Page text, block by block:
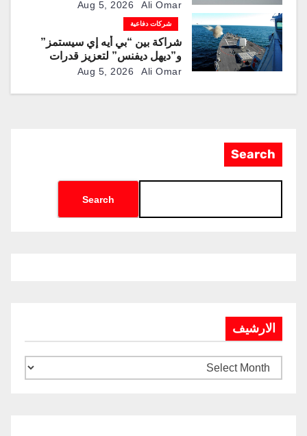
الذكية المطورة محليًا
Aug 5, 2026 Ali Omar
شركات دفاعية
شراكة بين “بي أيه إي سيستمز”
و”ديهل ديفنس” لتعزيز قدرات
المدفع البحري “Mk 45” بذخائرAug 5, 2026 Ali Omar
Search
Search
الارشيف